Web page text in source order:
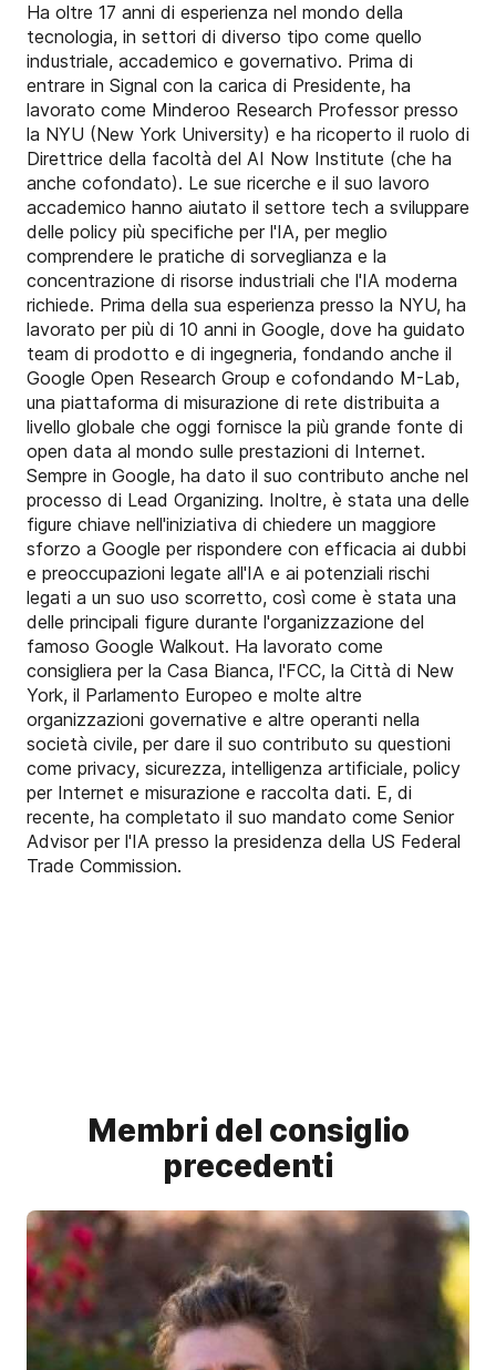
Ha oltre 17 anni di esperienza nel mondo della
tecnologia, in settori di diverso tipo come quello
industriale, accademico e governativo. Prima di
entrare in Signal con la carica di Presidente, ha
lavorato come Minderoo Research Professor presso
la NYU (New York University) e ha ricoperto il ruolo di
Direttrice della facoltà del AI Now Institute (che ha
anche cofondato). Le sue ricerche e il suo lavoro
accademico hanno aiutato il settore tech a sviluppare
delle policy più specifiche per l'IA, per meglio
comprendere le pratiche di sorveglianza e la
concentrazione di risorse industriali che l'IA moderna
richiede. Prima della sua esperienza presso la NYU, ha
lavorato per più di 10 anni in Google, dove ha guidato
team di prodotto e di ingegneria, fondando anche il
Google Open Research Group e cofondando M-Lab,
una piattaforma di misurazione di rete distribuita a
livello globale che oggi fornisce la più grande fonte di
open data al mondo sulle prestazioni di Internet.
Sempre in Google, ha dato il suo contributo anche nel
processo di Lead Organizing. Inoltre, è stata una delle
figure chiave nell'iniziativa di chiedere un maggiore
sforzo a Google per rispondere con efficacia ai dubbi
e preoccupazioni legate all'IA e ai potenziali rischi
legati a un suo uso scorretto, così come è stata una
delle principali figure durante l'organizzazione del
famoso Google Walkout. Ha lavorato come
consigliera per la Casa Bianca, l'FCC, la Città di New
York, il Parlamento Europeo e molte altre
organizzazioni governative e altre operanti nella
società civile, per dare il suo contributo su questioni
come privacy, sicurezza, intelligenza artificiale, policy
per Internet e misurazione e raccolta dati. E, di
recente, ha completato il suo mandato come Senior
Advisor per l'IA presso la presidenza della US Federal
Trade Commission.
Membri del consiglio
precedenti